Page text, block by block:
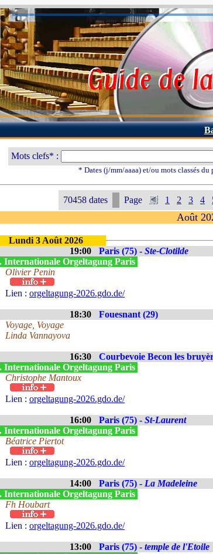
Mots clefs* :
* Dates (j/mm/aaaa) et/ou mots classés
70458 dates Page 1 2 3 4
Août
Lundi 3 Août 2026
19:00
Paris (75) - Ste-Clotilde
Internationale Orgeltagung Paris
Olivier Penin
Lien : orgeltagung-2026.gdo.de/
18:30 Fouesnant (29)
Voyage, Voyage
Linda Vannayova
16:30 Courbevoie Becon les
Internationale Orgeltagung Paris
Christophe Mantoux
Lien : orgeltagung-2026.gdo.de/
16:00 Paris (75) - St-Laurent
Internationale Orgeltagung Paris
Béatrice Piertot
Lien : orgeltagung-2026.gdo.de/
14:00 Paris (75) - La Madeleine
Internationale Orgeltagung Paris
Fh Houbart
Lien : orgeltagung-2026.gdo.de/
13:00 Paris (75) - temple de l'Etoile